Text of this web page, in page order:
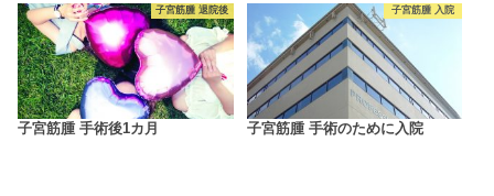
子宮筋腫 退院後
子宮筋腫 手術後1カ月
子宮筋腫 入院
子宮筋腫 手術のために入院